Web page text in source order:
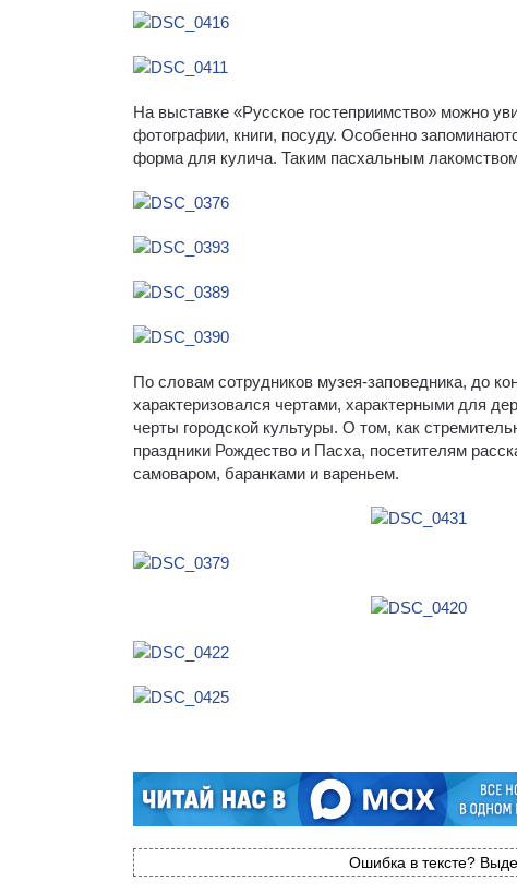
На выставке «Русское гостеприимство» можно
фотографии, книги, посуду. Особенно
форма для кулича. Таким пасхальным
По словам сотрудников музея-заповедника, до
характеризовался чертами, характерными для
черты городской культуры. О том, как
праздники Рождество и Пасха, посетителям
самоваром, баранками и вареньем.
Ошибка в тексте?